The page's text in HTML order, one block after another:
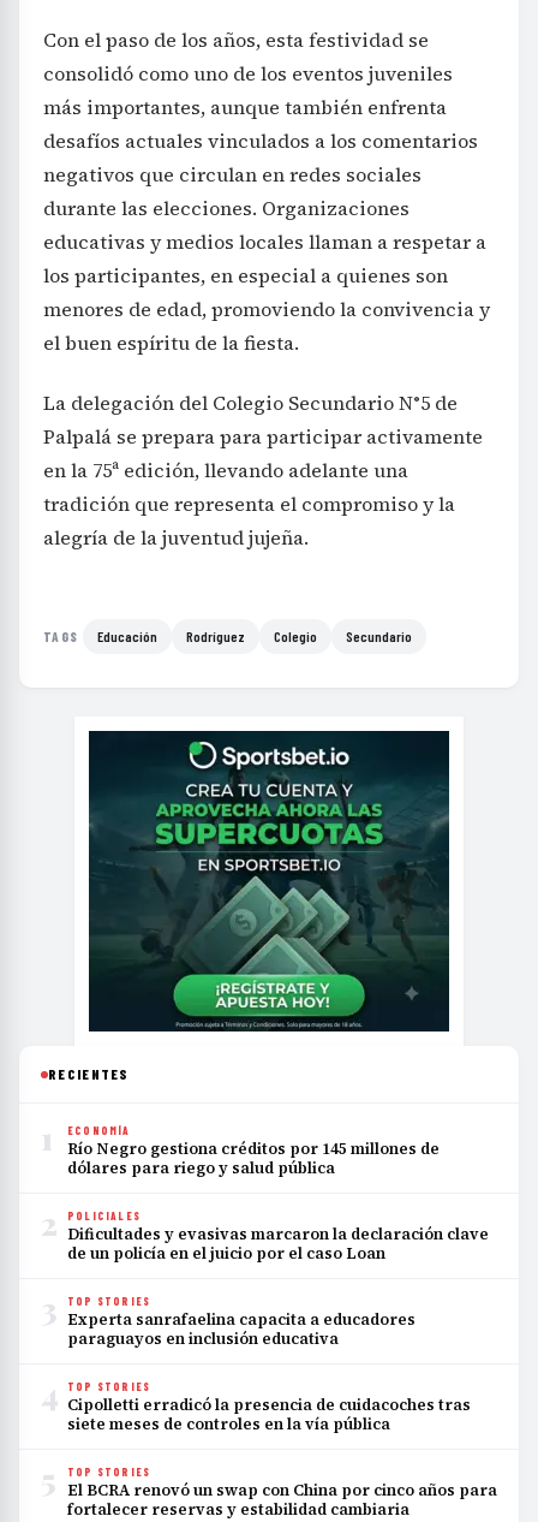
Con el paso de los años, esta festividad se
consolidó como uno de los eventos juveniles
más importantes, aunque también enfrenta
desafíos actuales vinculados a los comentarios
negativos que circulan en redes sociales
durante las elecciones. Organizaciones
educativas y medios locales llaman a respetar a
los participantes, en especial a quienes son
menores de edad, promoviendo la convivencia y
el buen espíritu de la fiesta.
La delegación del Colegio Secundario N°5 de
Palpalá se prepara para participar activamente
en la 75ª edición, llevando adelante una
tradición que representa el compromiso y la
alegría de la juventud jujeña.
TAGS Educación Rodríguez Colegio Secundario
RECIENTES
1 ECONOMÍA
Río Negro gestiona créditos por 145 millones de
dólares para riego y salud pública
2 POLICIALES
Dificultades y evasivas marcaron la declaración clave
de un policía en el juicio por el caso Loan
3 TOP STORIES
Experta sanrafaelina capacita a educadores
paraguayos en inclusión educativa
4 TOP STORIES
Cipolletti erradicó la presencia de cuidacoches tras
siete meses de controles en la vía pública
5 TOP STORIES
El BCRA renovó un swap con China por cinco años para
fortalecer reservas y estabilidad cambiaria